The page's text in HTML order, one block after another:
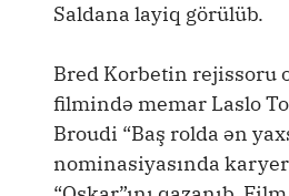
Saldana layiq görülüb.
Bred Korbetin rejissoru
filmində memar Laslo
Broudi “Baş rolda ən
nominasiyasında